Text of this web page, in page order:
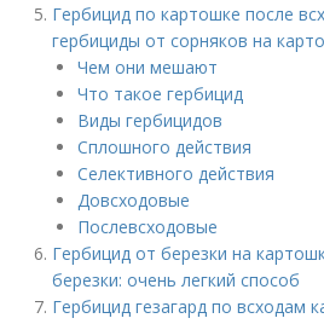
Гербицид по картошке после
гербициды от сорняков на
Чем они мешают
Что такое гербицид
Виды гербицидов
Сплошного действия
Селективного действия
Довсходовые
Послевсходовые
Гербицид от березки на
березки: очень легкий способ
Гербицид гезагард по всходам